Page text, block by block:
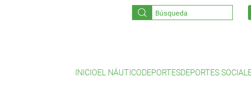
INICIOEL NÁUTICODEPORTESDEPORTES